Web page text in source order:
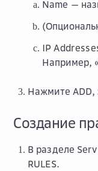
Name —
IP
Например,
Нажмите ADD,
Создание
В разделе
RULES.